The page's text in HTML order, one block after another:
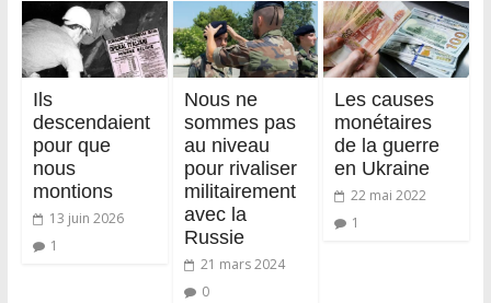
Ils
descendaient
pour que
nous
montions
13 juin 2026
1
Nous ne
sommes pas
au niveau
pour rivaliser
militairement
avec la
Russie
21 mars 2024
0
Les causes
monétaires
de la guerre
en Ukraine
22 mai 2022
1